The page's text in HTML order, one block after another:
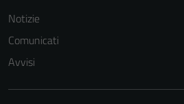
Notizie
Comunicati
Avvisi